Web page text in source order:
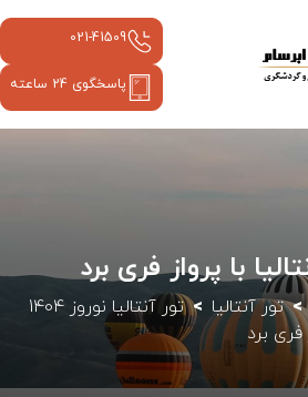
021-41509
پاسخگوی 24 ساعته
با پرواز فری برد
تور آنتالیا
تور آنتالیا نوروز 1404
فری برد